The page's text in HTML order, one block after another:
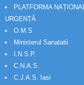
PLATFORMA
URGENȚĂ
O.M.S
Ministerul Sanatatii
I.N.S.P.
C.N.A.S.
C.J.A.S. Iasi